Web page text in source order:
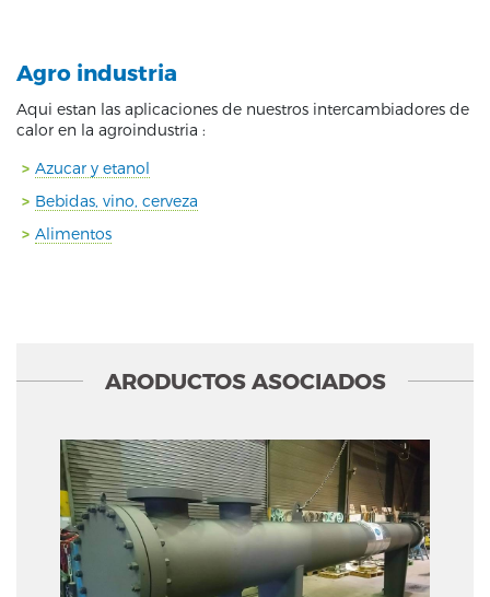
Agro industria
Aqui estan las aplicaciones de nuestros intercambiadores de
calor en la agroindustria :
Azucar y etanol
Bebidas, vino, cerveza
Alimentos
ARODUCTOS ASOCIADOS